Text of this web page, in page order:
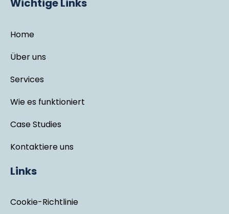
Wichtige Links
Home
Über uns
Services
Wie es funktioniert
Case Studies
Kontaktiere uns
Links
Cookie-Richtlinie